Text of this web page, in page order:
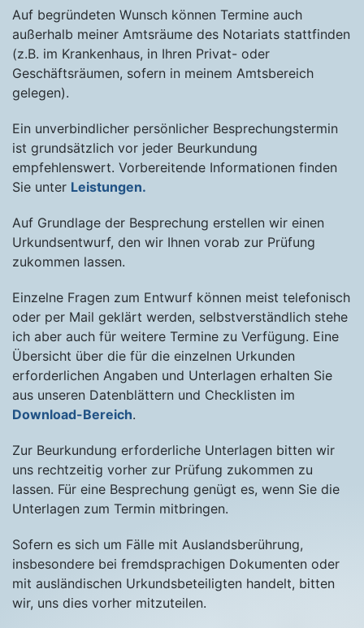
Auf begründeten Wunsch können Termine auch
außerhalb meiner Amtsräume des Notariats stattfinden
(z.B. im Krankenhaus, in Ihren Privat- oder
Geschäftsräumen, sofern in meinem Amtsbereich
gelegen).
Ein unverbindlicher persönlicher Besprechungstermin
ist grundsätzlich vor jeder Beurkundung
empfehlenswert. Vorbereitende Informationen finden
Sie unter Leistungen.
Auf Grundlage der Besprechung erstellen wir einen
Urkundsentwurf, den wir Ihnen vorab zur Prüfung
zukommen lassen.
Einzelne Fragen zum Entwurf können meist telefonisch
oder per Mail geklärt werden, selbstverständlich stehe
ich aber auch für weitere Termine zu Verfügung. Eine
Übersicht über die für die einzelnen Urkunden
erforderlichen Angaben und Unterlagen erhalten Sie
aus unseren Datenblättern und Checklisten im
Download-Bereich.
Zur Beurkundung erforderliche Unterlagen bitten wir
uns rechtzeitig vorher zur Prüfung zukommen zu
lassen. Für eine Besprechung genügt es, wenn Sie die
Unterlagen zum Termin mitbringen.
Sofern es sich um Fälle mit Auslandsberührung,
insbesondere bei fremdsprachigen Dokumenten oder
mit ausländischen Urkundsbeteiligten handelt, bitten
wir, uns dies vorher mitzuteilen.